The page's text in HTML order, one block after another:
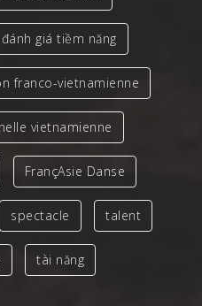
giá tiềm năng
franco-vietnamienne
vietnamienne
FrançAsie Danse
spectacle talent
tài năng